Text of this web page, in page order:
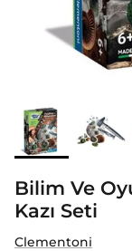
Bilim Ve
Kazı Seti
Clementoni